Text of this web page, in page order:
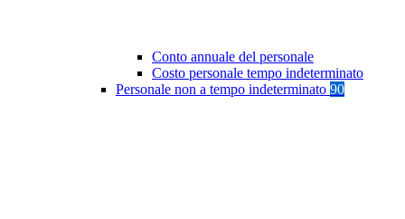
Conto annuale del personale
Costo personale tempo indeterminato
Personale non a tempo indeterminato 90